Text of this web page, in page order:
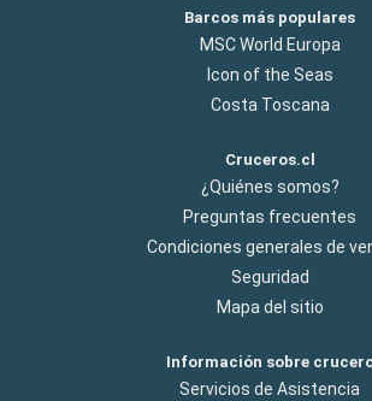
Barcos más populares
MSC World Europa
Icon of the Seas
Costa Toscana
Cruceros.cl
¿Quiénes somos?
Preguntas frecuentes
Condiciones generales de
Seguridad
Mapa del sitio
Información sobre
Servicios de Asistencia